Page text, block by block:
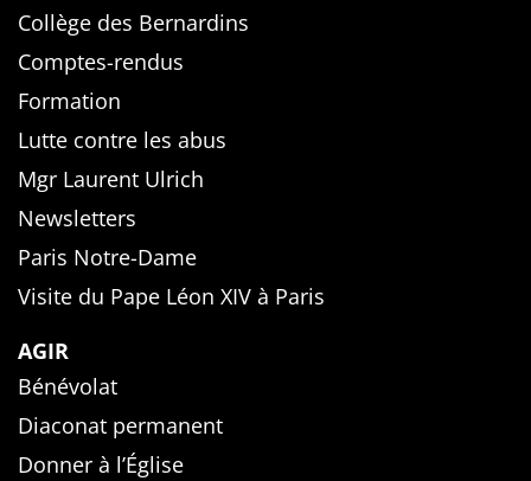
Collège des Bernardins
Comptes-rendus
Formation
Lutte contre les abus
Mgr Laurent Ulrich
Newsletters
Paris Notre-Dame
Visite du Pape Léon XIV à Paris
AGIR
Bénévolat
Diaconat permanent
Donner à l’Église